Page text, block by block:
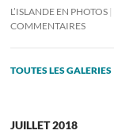
L’ISLANDE EN PHOTOS
COMMENTAIRES
TOUTES LES GALERIES
JUILLET 2018